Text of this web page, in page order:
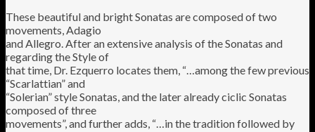
These beautiful and bright Sonatas are composed of two
movements, Adagio
and Allegro. After an extensive analysis of the Sonatas and
regarding the Style of
that time, Dr. Ezquerro locates them, “…among the few previous
“Scarlattian” and
“Solerian” style Sonatas, and the later already ciclic Sonatas
composed of three
movements”, and further adds, “…in the tradition followed by